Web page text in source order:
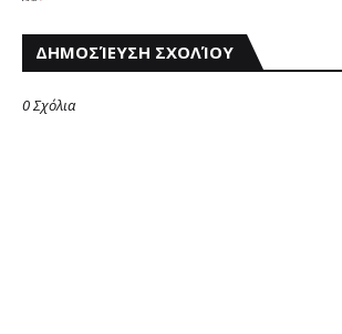
ΔΗΜΟΣΊΕΥΣΗ ΣΧΟΛΊΟΥ
0 Σχόλια